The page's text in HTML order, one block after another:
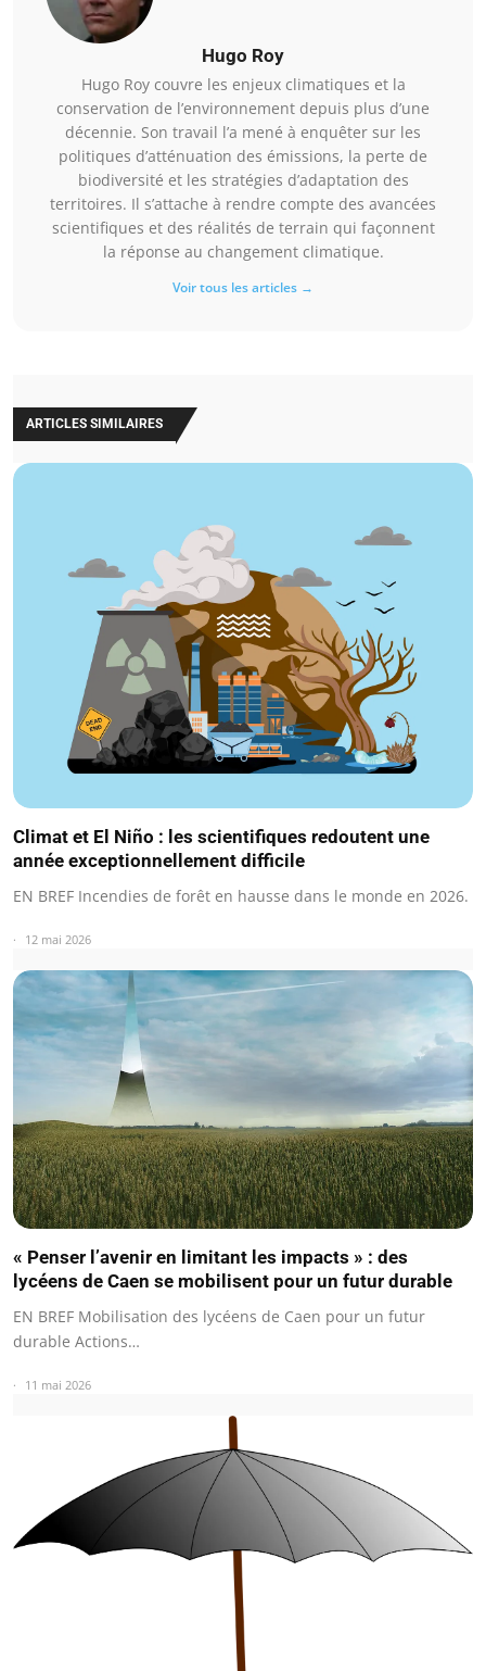
Hugo Roy
Hugo Roy couvre les enjeux climatiques et la
conservation de l’environnement depuis plus d’une
décennie. Son travail l’a mené à enquêter sur les
politiques d’atténuation des émissions, la perte de
biodiversité et les stratégies d’adaptation des
territoires. Il s’attache à rendre compte des avancées
scientifiques et des réalités de terrain qui façonnent
la réponse au changement climatique.
Voir tous les articles →
ARTICLES SIMILAIRES
Climat et El Niño : les scientifiques redoutent une
année exceptionnellement difficile
EN BREF Incendies de forêt en hausse dans le monde en 2026.
12 mai 2026
« Penser l’avenir en limitant les impacts » : des
lycéens de Caen se mobilisent pour un futur durable
EN BREF Mobilisation des lycéens de Caen pour un futur
durable Actions…
11 mai 2026